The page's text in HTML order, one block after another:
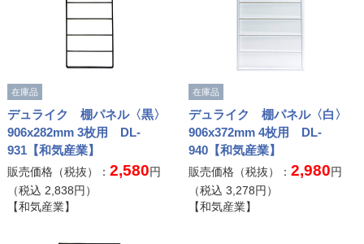
在庫品
デュライク 棚パネル〈黒〉
906x282mm 3枚用 DL-
931【和気産業】
販売価格（税抜）： 2,580円
（税込 2,838円）
【和気産業】
在庫品
デュライク 棚パネル〈白〉
906x372mm 4枚用 DL-
940【和気産業】
販売価格（税抜）：2,980円
（税込3,278円）
【和気産業】